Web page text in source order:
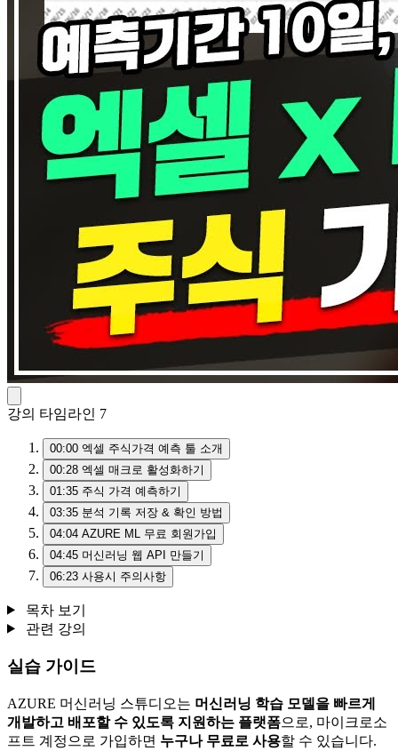
강의 타임라인 7
00:00 엑셀 주식가격 예측 툴 소개
00:28 엑셀 매크로 활성화하기
01:35 주식 가격 예측하기
03:35 분석 기록 저장 & 확인 방법
04:04 AZURE ML 무료 회원가입
04:45 머신러닝 웹 API 만들기
06:23 사용시 주의사항
목차 보기
관련 강의
실습 가이드
AZURE 머신러닝 스튜디오는 머신러닝 학습 모델을 빠르게
개발하고 배포할 수 있도록 지원하는 플랫폼으로, 마이크로소
프트 계정으로 가입하면 누구나 무료로 사용할 수 있습니다.